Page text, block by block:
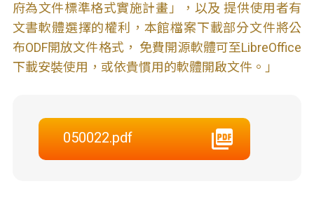
府為文件標準格式實施計畫」，以及 提供使用者有
文書軟體選擇的權利，本館檔案下載部分文件將公
布ODF開放文件格式， 免費開源軟體可至LibreOffice
下載安裝使用，或依貴慣用的軟體開啟文件。」
050022.pdf